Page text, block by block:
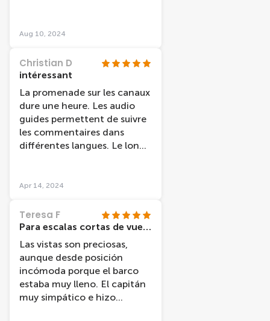
Aug 10, 2024
Christian D
intéressant
La promenade sur les canaux
dure une heure. Les audio
guides permettent de suivre
les commentaires dans
différentes langues. Le long
la ville et des monuments
confort est rudimentaire.
Apr 14, 2024
Teresa F
Para escalas cortas de vuelo
Las vistas son preciosas,
aunque desde posición
incómoda porque el barco
estaba muy lleno. El capitán
muy simpático e hizo